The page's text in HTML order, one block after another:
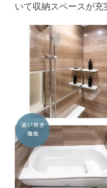
いて収納スペースが充